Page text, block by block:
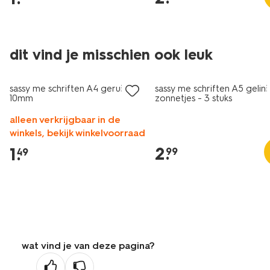
dit vind je misschien ook leuk
nieuw
sassy me schriften A4 geruit
10mm
alleen verkrijgbaar in de
winkels, bekijk winkelvoorraad
1.
49
nieuw
sassy me schriften A5
zonnetjes - 3 stuks
2.
99
wat vind je van deze pagina?